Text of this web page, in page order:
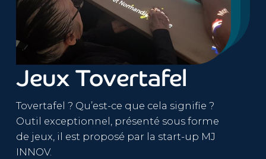
Jeux Tovertafel
Tovertafel ? Qu’est-ce que cela signifie ?
Outil exceptionnel, présenté sous forme
de jeux, il est proposé par la start-up MJ
INNOV.